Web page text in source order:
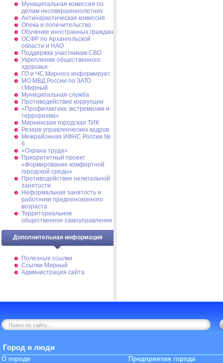
Муниципальная комиссия по
делам несовершеннолетних
Антинаркотическая комиссия
Опека и попечительство
Обучение иностранных граждан
ОСФР по Архангельской
области и НАО
Поддержка участникам СВО
Укрепление общественного
здоровья
ГО и ЧС Мирного информирует
МО МВД России по ЗАТО
г.Мирный
Муниципальная cлужба
Противодействие коррупции
«Профилактика экстремизма и
терроризма»
Мирнинская городская ТИК
Резерв управленческих кадров
Межрайонная ИФНС России №
6
«Охрана труда»
Приоритетный проект
«Формирование комфортной
городской среды»
Противодействие нелегальной
занятости
Неформальная занятость и
работники предпенсионного
возраста
Территориальное
общественное самоуправление
Дополнительная информация
Полезные ссылки
Ссылки Мирный
Администрация сайта
Город и люди
О городе Предприятия города